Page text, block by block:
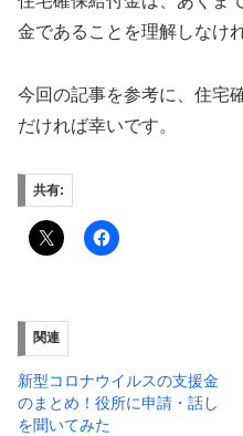
金であることを理解しなけ
今回の記事を参考に、住宅
だければ幸いです。
共有:
関連
新型コロナウイルスの支援金
のまとめ！役所に申請・話し
を聞いてみた